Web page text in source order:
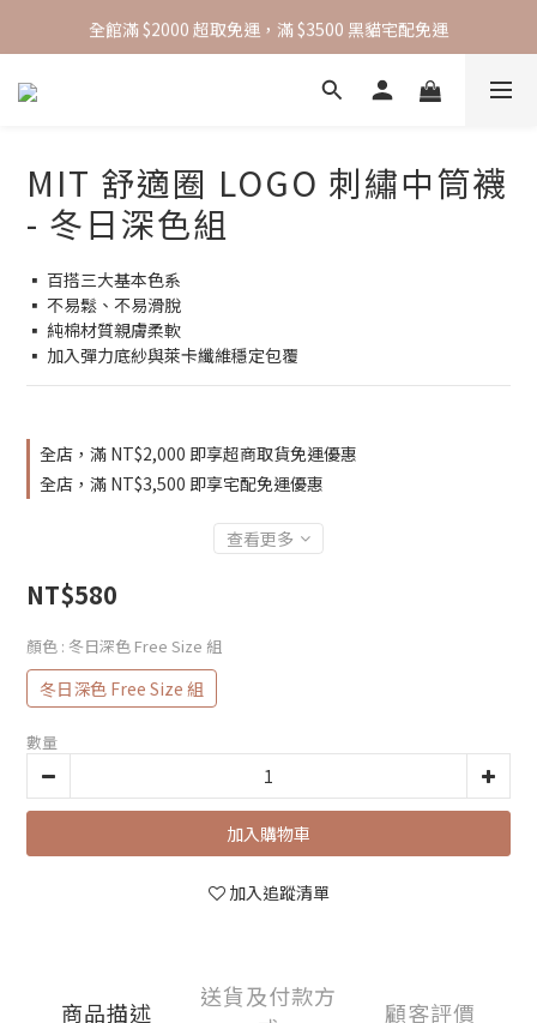
全館滿 $2000 超取免運，滿 $3500 黑貓宅配免運
全館滿 $2000 超取免運，滿 $3500 黑貓宅配免運
綁定官方 Line 帳號，即可獲得 50 元折扣碼
MIT 舒適圈 LOGO 刺繡中筒襪
- 冬日深色組
▪️ 百搭三大基本色系
▪️ 不易鬆、不易滑脫
▪️ 純棉材質親膚柔軟
▪️ 加入彈力底紗與萊卡纖維穩定包覆
全店，滿 NT$2,000 即享超商取貨免運優惠
全店，滿 NT$3,500 即享宅配免運優惠
查看更多
NT$580
顏色 : 冬日深色 Free Size 組
冬日深色 Free Size 組
數量
加入購物車
加入追蹤清單
商品描述
送貨及付款方
顧客評價